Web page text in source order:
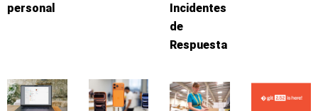
personal
Incidentes
de
Respuesta